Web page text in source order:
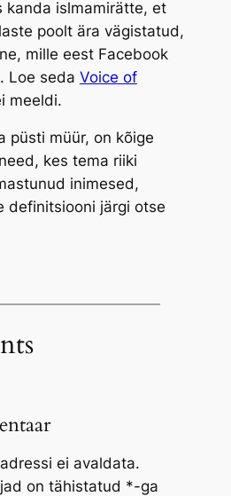
kanda islmamirätte, et
poolt ära vägistatud,
mille eest Facebook
Loe seda Voice of
meeldi.
püsti müür, on kõige
kes tema riiki
inimesed,
definitsiooni järgi otse
ei avaldata.
on tähistatud *-ga